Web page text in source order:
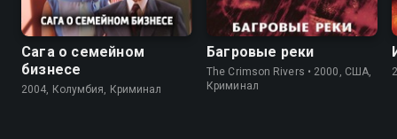
Сага о семейном
бизнесе
2004, Колумбия, Криминал
Багровые реки
The Crimson Rivers • 2000, США,
Криминал